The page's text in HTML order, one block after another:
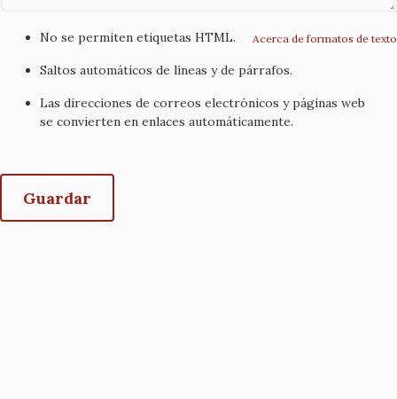
Acerca de formatos de texto
No se permiten etiquetas HTML.
Saltos automáticos de líneas y de párrafos.
Las direcciones de correos electrónicos y páginas web
se convierten en enlaces automáticamente.